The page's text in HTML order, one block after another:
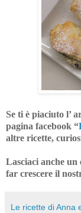
Se ti è piaciuto l’
pagina facebook “
altre ricette,
Lasciaci anche
far crescere il
Le ricette di Anna